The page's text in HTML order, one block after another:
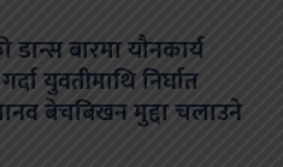
बारमा यौनकार्य
युवतीमाथि निर्घात
बेचबिखन मुद्दा चलाउने